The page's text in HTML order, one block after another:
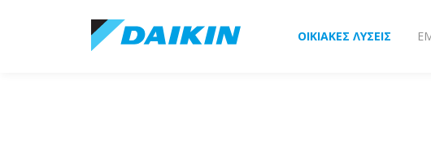
ΟΙΚΙΑΚΈΣ ΛΎΣΕΙΣ